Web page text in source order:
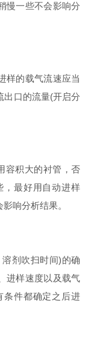
慢一些不会影响分
样的载气流速应当
出口的流量(开启分
容积大的衬管，否
，最好用自动进样
响分析结果。
剂吹扫时间)的确
进样速度以及载气
条件都确定之后进